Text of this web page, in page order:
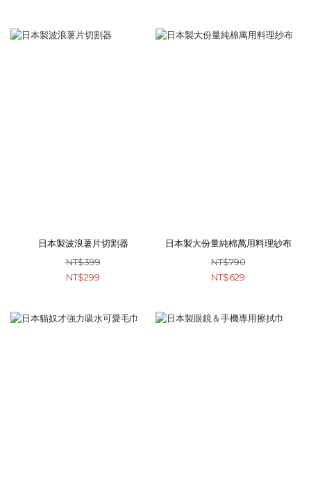
日本製波浪薯片切割器
NT$399
NT$299
日本製大份量純棉萬用料理紗布
NT$790
NT$629